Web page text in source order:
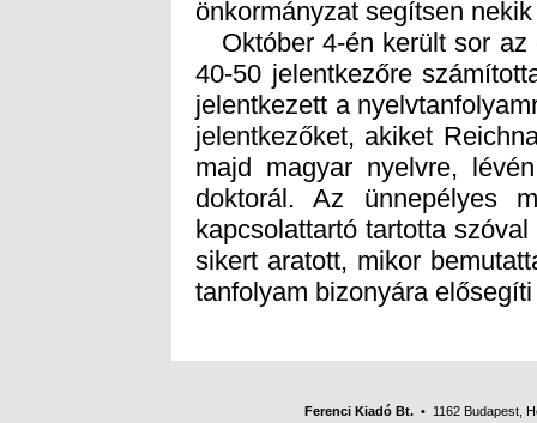
önkormányzat segítsen
Október 4-én került sor az
40-50 jelentkezőre
jelentkezett a
jelentkezőket, akiket
majd magyar nyelvre,
doktorál. Az ünnepélyes
kapcsolattartó tartotta
sikert aratott, mikor
tanfolyam bizonyára
Ferenci Kiadó Bt. • 1162 Budapest,